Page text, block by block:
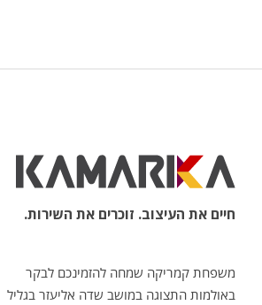
חיים את העיצוב. זוכרים את השירות.
משפחת קמריקה שמחה להזמינכם לבקר
באולמות התצוגה במושב שדה אליעזר בגליל